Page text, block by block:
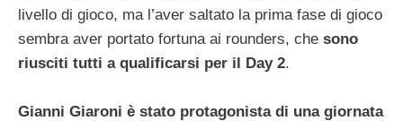
livello di gioco, ma l’aver saltato la prima fase di gioco
sembra aver portato fortuna ai rounders, che sono
riusciti tutti a qualificarsi per il Day 2.
Gianni Giaroni è stato protagonista di una giornata